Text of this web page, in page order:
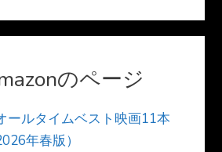
のページ
ールタイムベスト映画11本
年春版）